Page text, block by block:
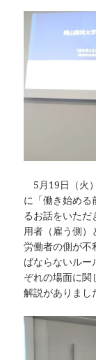
5月19日（火
に「働き始める
るお話をいただ
用者（雇う側）
労働者の側が不
ばならないルー
ぞれの場面に関
解説がありまし